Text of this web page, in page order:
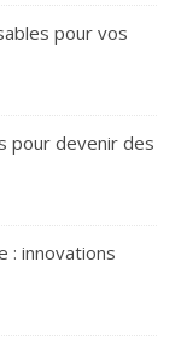
pour vos
pour devenir des
: innovations